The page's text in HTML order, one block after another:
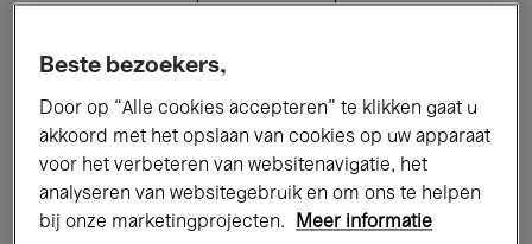
Alle evenementen
Tentoonstellingen Films
Performances Lezingen & Debatten
Jazz Klassieke Muziek Global Music
Beste bezoekers,
Door op “Alle cookies accepteren” te klikken gaat u
akkoord met het opslaan van cookies op uw apparaat
voor het verbeteren van websitenavigatie, het
analyseren van websitegebruik en om ons te helpen
bij onze marketingprojecten.
Meer informatie